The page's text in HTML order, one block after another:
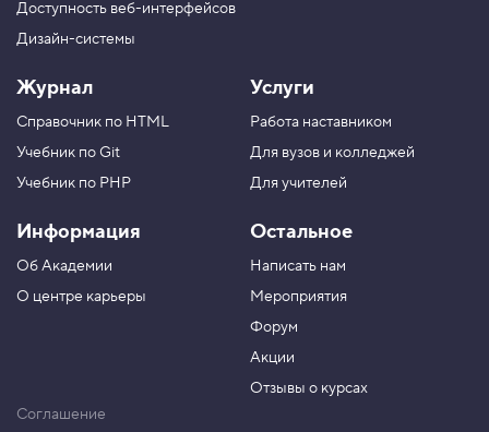
Доступность веб-интерфейсов
Дизайн-системы
Журнал
Справочник по HTML
Учебник по Git
Учебник по PHP
Информация
Об Академии
О центре карьеры
Услуги
Работа наставником
Для вузов и колледжей
Для учителей
Остальное
Написать нам
Мероприятия
Форум
Акции
Отзывы о курсах
Соглашение